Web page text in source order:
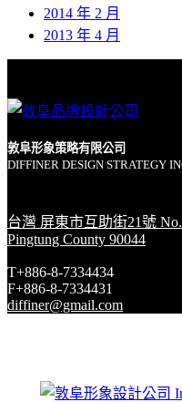
2014 年 2 月
2013 年 4 月
敦阜形象策略有限公司
DIFFINER DESIGN STRATEGY
台灣 屏東市互助街21號
Pingtung County 90044
T+886-8-7334434
F+886-8-7334431
diffiner@gmail.com